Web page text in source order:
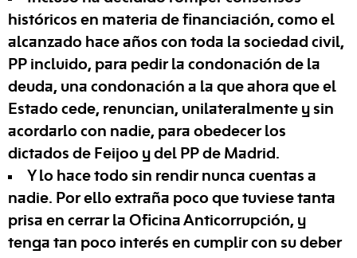
históricos en materia de financiación, como el
alcanzado hace años con toda la sociedad civil,
PP incluido, para pedir la condonación de la
deuda, una condonación a la que ahora que el
Estado cede, renuncian, unilateralmente y sin
acordarlo con nadie, para obedecer los
dictados de Feijoo y del PP de Madrid.
Y lo hace todo sin rendir nunca cuentas a
nadie. Por ello extraña poco que tuviese tanta
prisa en cerrar la Oficina Anticorrupción, y
tenga tan poco interés en cumplir con su deber